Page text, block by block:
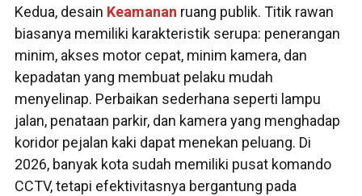
Kedua, desain Keamanan ruang publik. Titik rawan
biasanya memiliki karakteristik serupa: penerangan
minim, akses motor cepat, minim kamera, dan
kepadatan yang membuat pelaku mudah
menyelinap. Perbaikan sederhana seperti lampu
jalan, penataan parkir, dan kamera yang menghadap
koridor pejalan kaki dapat menekan peluang. Di
2026, banyak kota sudah memiliki pusat komando
CCTV, tetapi efektivitasnya bergantung pada